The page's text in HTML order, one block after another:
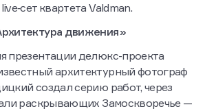
квартета Valdman.
движения»
презентации делюкс-проекта
архитектурный фотограф
создал серию работ, через
раскрывающих Замоскворечье —